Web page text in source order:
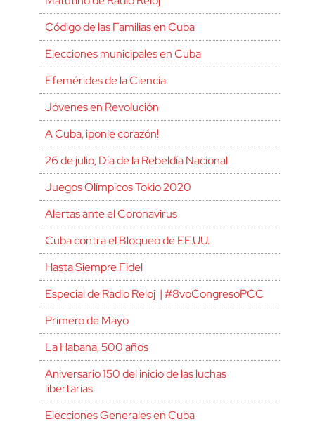
Código de las Familias en Cuba
Elecciones municipales en Cuba
Efemérides de la Ciencia
Jóvenes en Revolución
A Cuba, ¡ponle corazón!
26 de julio, Día de la Rebeldía Nacional
Juegos Olímpicos Tokio 2020
Alertas ante el Coronavirus
Cuba contra el Bloqueo de EE.UU.
Hasta Siempre Fidel
Especial de Radio Reloj | #8voCongresoPCC
Primero de Mayo
La Habana, 500 años
Aniversario 150 del inicio de las luchas
libertarias
Elecciones Generales en Cuba